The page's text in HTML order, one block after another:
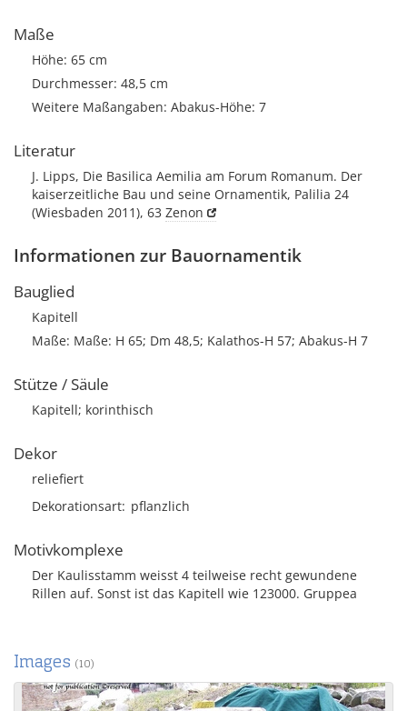
Maße
Höhe: 65 cm
Durchmesser: 48,5 cm
Weitere Maßangaben: Abakus-Höhe: 7
Literatur
J. Lipps, Die Basilica Aemilia am Forum Romanum. Der
kaiserzeitliche Bau und seine Ornamentik, Palilia 24
(Wiesbaden 2011), 63 Zenon
Informationen zur Bauornamentik
Bauglied
Kapitell
Maße: Maße: H 65; Dm 48,5; Kalathos-H 57; Abakus-H 7
Stütze / Säule
Kapitell; korinthisch
Dekor
reliefiert
Dekorationsart pflanzlich
Motivkomplexe
Der Kaulisstamm weisst 4 teilweise recht gewundene
Rillen auf. Sonst ist das Kapitell wie 123000. Gruppea
Images (10)